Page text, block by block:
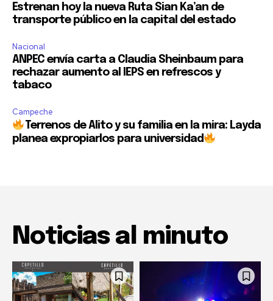
Estrenan hoy la nueva Ruta Sian Ka’an de
transporte público en la capital del estado
Nacional
ANPEC envía carta a Claudia Sheinbaum para
rechazar aumento al IEPS en refrescos y
tabaco
Campeche
Terrenos de Alito y su familia en la mira: Layda
planea expropiarlos para universidad
Noticias al minuto